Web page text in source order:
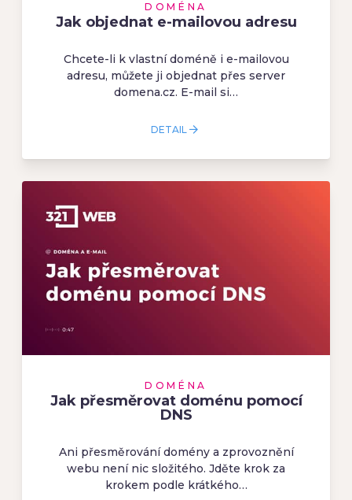
DOMÉNA
Jak objednat e-mailovou adresu
Chcete-li k vlastní doméně i e-mailovou
adresu, můžete ji objednat přes server
domena.cz. E-mail si…
DETAIL
DOMÉNA
Jak přesměrovat doménu pomocí
DNS
Ani přesměrování domény a zprovoznění
webu není nic složitého. Jděte krok za
krokem podle krátkého…